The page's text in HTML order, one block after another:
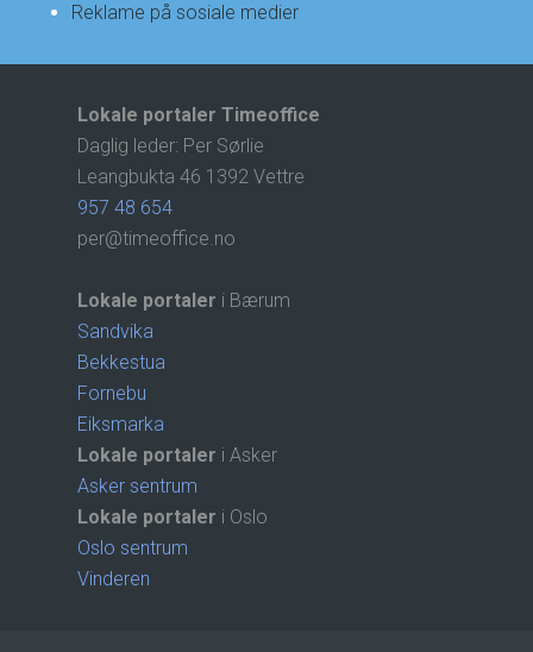
Reklame på sosiale medier
Lokale portaler Timeoffice
Daglig leder: Per Sørlie
Leangbukta 46 1392 Vettre
957 48 654
per@timeoffice.no
Lokale portaler i Bærum
Sandvika
Bekkestua
Fornebu
Eiksmarka
Lokale portaler i Asker
Asker sentrum
Lokale portaler i Oslo
Oslo sentrum
Vinderen